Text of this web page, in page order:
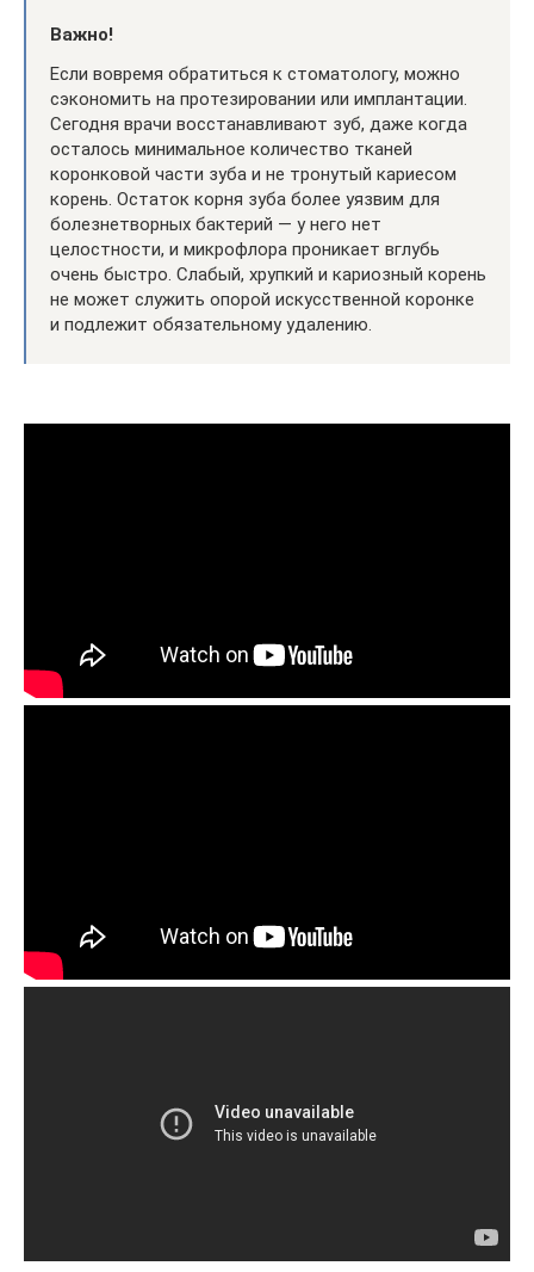
Важно!
Если вовремя обратиться к стоматологу, можно
сэкономить на протезировании или имплантации.
Сегодня врачи восстанавливают зуб, даже когда
осталось минимальное количество тканей
коронковой части зуба и не тронутый кариесом
корень. Остаток корня зуба более уязвим для
болезнетворных бактерий — у него нет
целостности, и микрофлора проникает вглубь
очень быстро. Слабый, хрупкий и кариозный корень
не может служить опорой искусственной коронке
и подлежит обязательному удалению.